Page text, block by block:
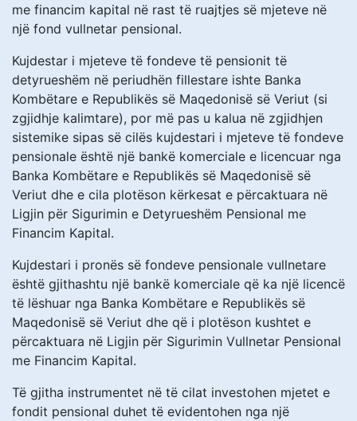
me financim kapital në rast të ruajtjes së mjeteve në
një fond vullnetar pensional.
Kujdestar i mjeteve të fondeve të pensionit të
detyrueshëm në periudhën fillestare ishte Banka
Kombëtare e Republikës së Maqedonisë së Veriut (si
zgjidhje kalimtare), por më pas u kalua në zgjidhjen
sistemike sipas së cilës kujdestari i mjeteve të fondeve
pensionale është një bankë komerciale e licencuar nga
Banka Kombëtare e Republikës së Maqedonisë së
Veriut dhe e cila plotëson kërkesat e përcaktuara në
Ligjin për Sigurimin e Detyrueshëm Pensional me
Financim Kapital.
Kujdestari i pronës së fondeve pensionale vullnetare
është gjithashtu një bankë komerciale që ka një licencë
të lëshuar nga Banka Kombëtare e Republikës së
Maqedonisë së Veriut dhe që i plotëson kushtet e
përcaktuara në Ligjin për Sigurimin Vullnetar Pensional
me Financim Kapital.
Të gjitha instrumentet në të cilat investohen mjetet e
fondit pensional duhet të evidentohen nga një